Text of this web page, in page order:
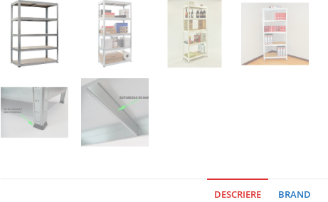
DESCRIERE BRAND